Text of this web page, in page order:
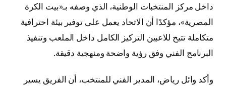
داخل مركز المنتخبات الوطنية، الذي وصفه بـ«بيت الكرة
المصرية»، مؤكدًا أن الاتحاد يعمل على توفير بيئة احترافية
متكاملة تتيح للاعبين التركيز الكامل داخل الملعب وتنفيذ
البرنامج الفني وفق رؤية واضحة ومنهجية دقيقة.
وأكد وائل رياض، المدير الفني للمنتخب، أن الفريق يسير